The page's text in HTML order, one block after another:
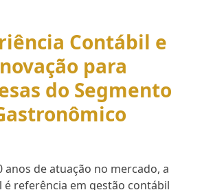
Contábil e
para
do Segmento
anos de atuação no mercado, a
é referência em gestão contábil